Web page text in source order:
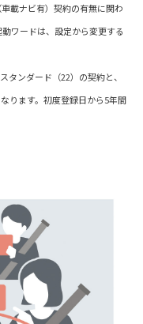
載ナビ有）契約の有無に関わ
ワードは、設定から変更する
タンダード（22）の契約と、
ります。初度登録日から5年間